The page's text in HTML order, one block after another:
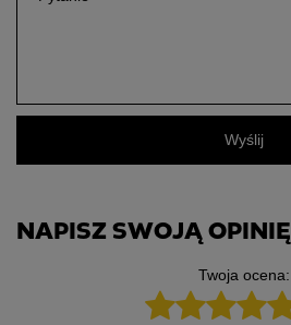
Wyślij
NAPISZ SWOJĄ OPINIĘ
Twoja ocena: